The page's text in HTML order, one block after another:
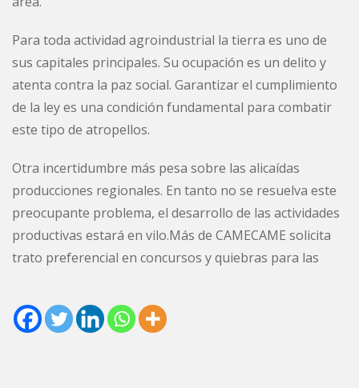
Para toda actividad agroindustrial la tierra es uno de
sus capitales principales. Su ocupación es un delito y
atenta contra la paz social. Garantizar el cumplimiento
de la ley es una condición fundamental para combatir
este tipo de atropellos.
Otra incertidumbre más pesa sobre las alicaídas
producciones regionales. En tanto no se resuelva este
preocupante problema, el desarrollo de las actividades
productivas estará en vilo.Más de CAMECAME solicita
trato preferencial en concursos y quiebras para las